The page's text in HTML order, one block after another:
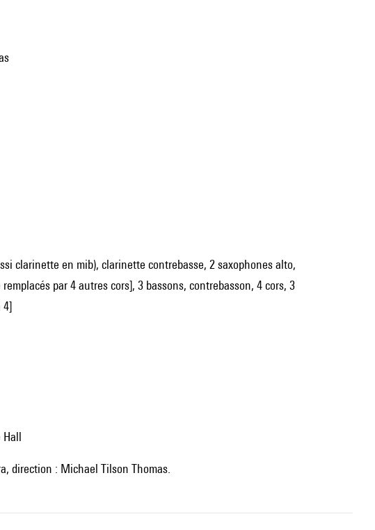
clarinette en mib), clarinette contrebasse, 2 saxophones alto,
par 4 autres cors], 3 bassons, contrebasson, 4 cors, 3
4]
Hall
direction : Michael Tilson Thomas.